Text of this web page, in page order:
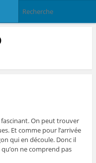
On peut trouver
Et comme pour l’arrivée
qui en découle. Donc il
ne comprend pas